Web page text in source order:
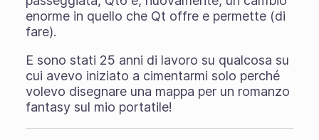
enorme in quello che Qt offre e permette (di
fare).
E sono stati 25 anni di lavoro su qualcosa su
cui avevo iniziato a cimentarmi solo perché
volevo disegnare una mappa per un romanzo
fantasy sul mio portatile!